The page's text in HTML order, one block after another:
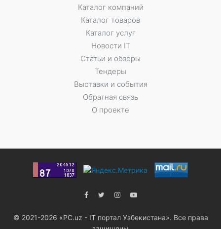
Каталог компаний
Каталог товаров
Каталог услуг
Новости IT
Статьи и обзоры
Тендеры
Выставки и события
Обратная связь
О проекте
© 2021-2026 «PC.uz - IT портал Узбекистана». Все права